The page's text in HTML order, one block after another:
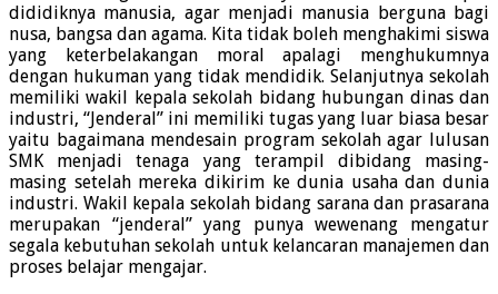
dididiknya manusia, agar menjadi manusia berguna bagi
nusa, bangsa dan agama. Kita tidak boleh menghakimi siswa
yang keterbelakangan moral apalagi menghukumnya
dengan hukuman yang tidak mendidik. Selanjutnya sekolah
memiliki wakil kepala sekolah bidang hubungan dinas dan
industri, “Jenderal” ini memiliki tugas yang luar biasa besar
yaitu bagaimana mendesain program sekolah agar lulusan
SMK menjadi tenaga yang terampil dibidang masing-
masing setelah mereka dikirim ke dunia usaha dan dunia
industri. Wakil kepala sekolah bidang sarana dan prasarana
merupakan “jenderal” yang punya wewenang mengatur
segala kebutuhan sekolah untuk kelancaran manajemen dan
proses belajar mengajar.